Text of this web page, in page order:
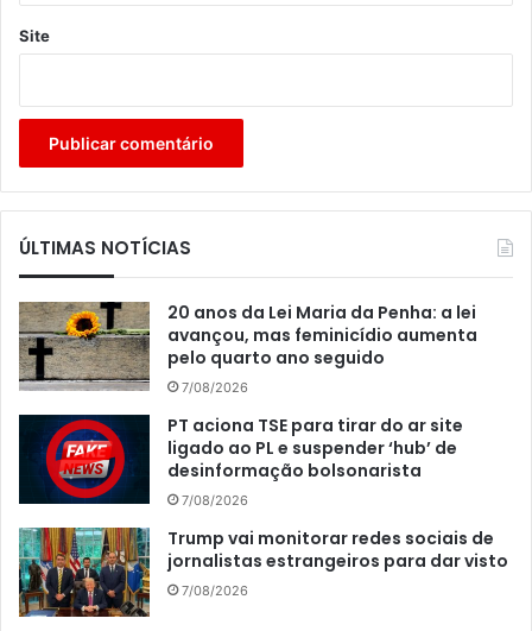
Site
ÚLTIMAS NOTÍCIAS
20 anos da Lei Maria da Penha: a lei
avançou, mas feminicídio aumenta
pelo quarto ano seguido
7/08/2026
PT aciona TSE para tirar do ar site
ligado ao PL e suspender ‘hub’ de
desinformação bolsonarista
7/08/2026
Trump vai monitorar redes sociais de
jornalistas estrangeiros para dar visto
7/08/2026